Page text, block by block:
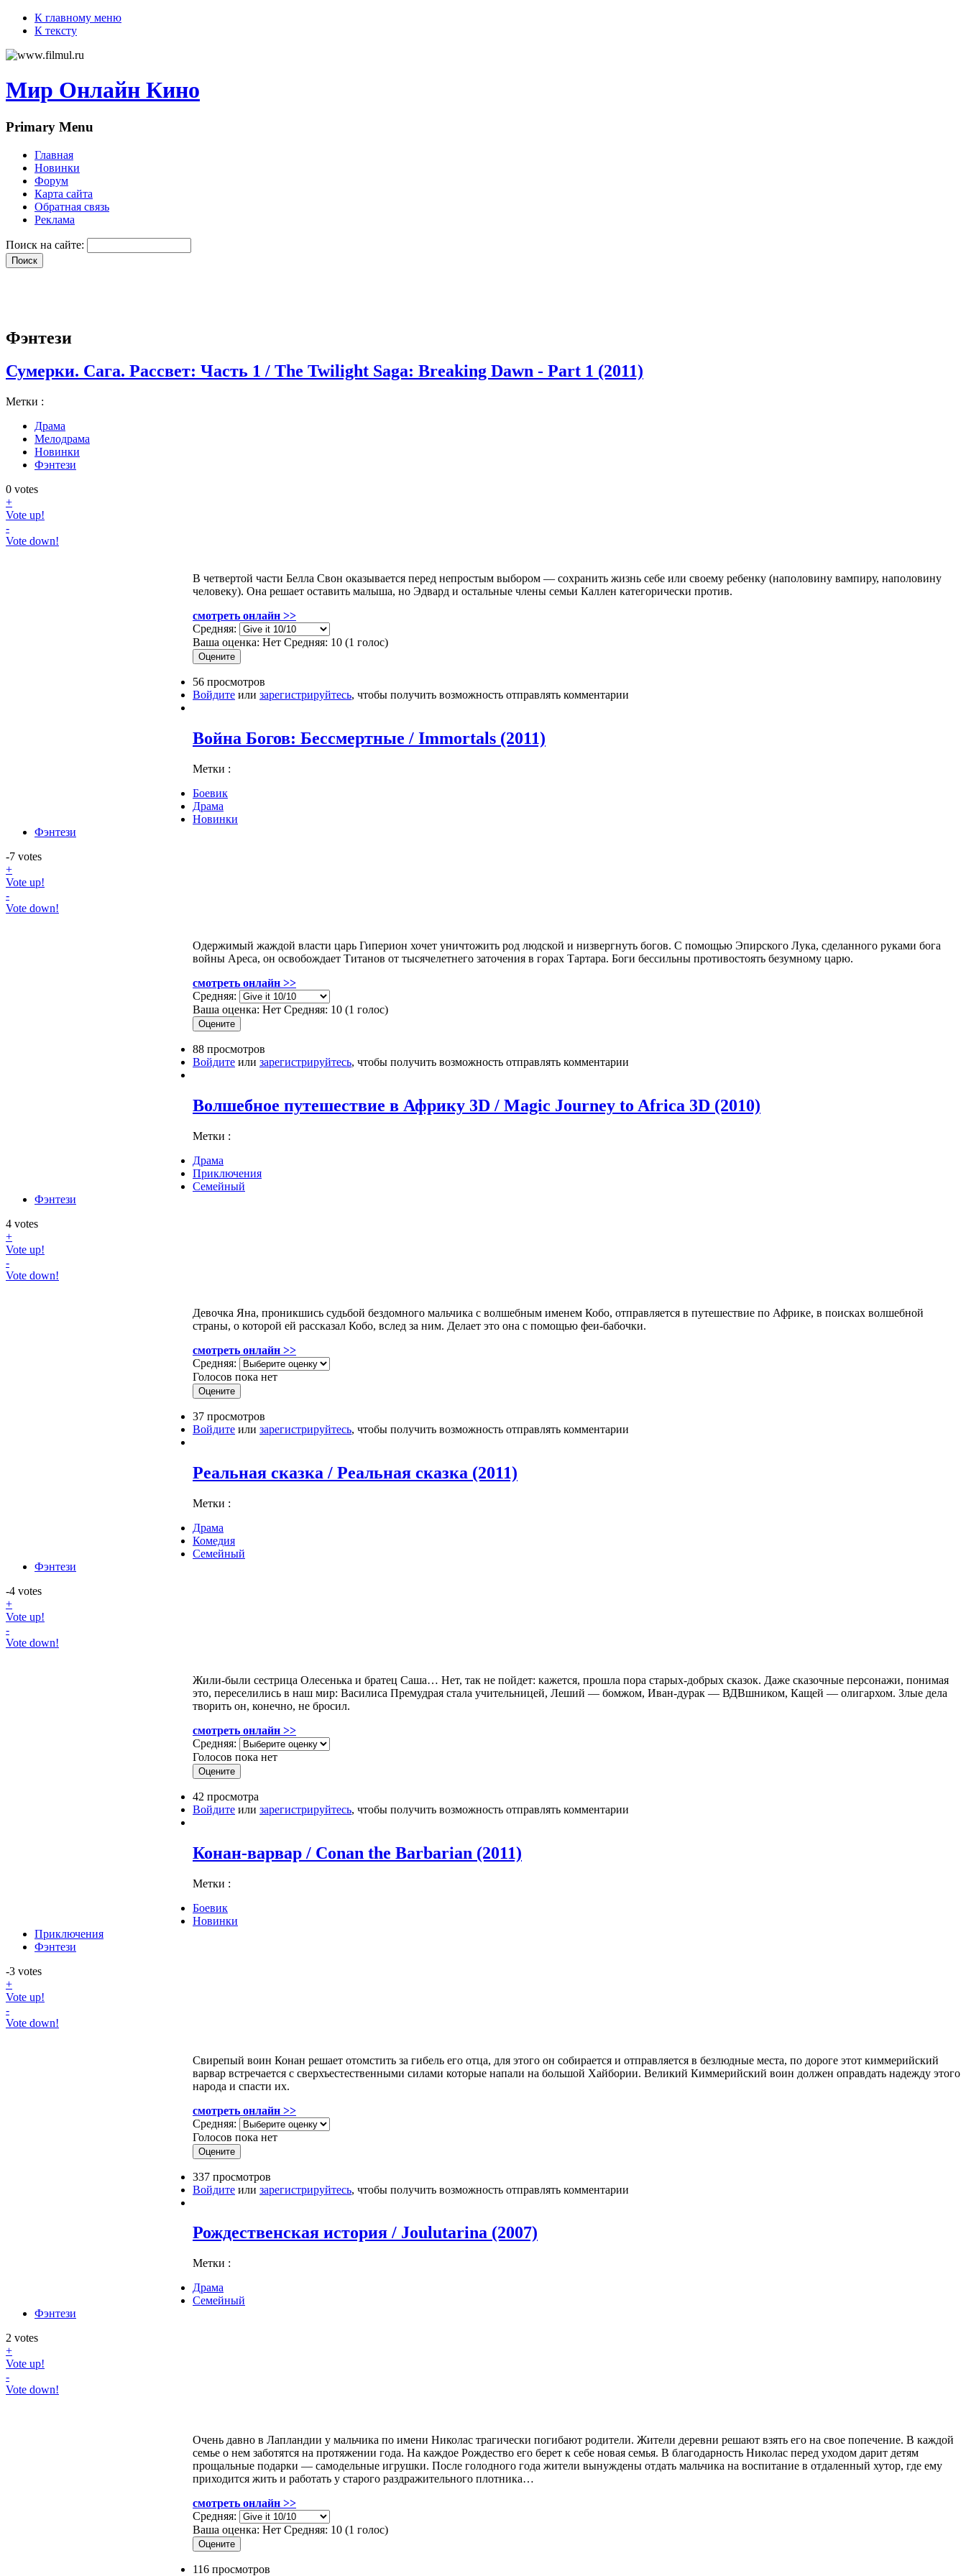
К главному меню
К тексту
Мир Онлайн Кино
Primary Menu
Главная
Новинки
Форум
Карта сайта
Обратная связь
Реклама
Поиск на сайте:
Фэнтези
Сумерки. Сага. Рассвет: Часть 1 / The Twilight Saga: Breaking Dawn - Part 1 (2011)
Метки :
Драма
Мелодрама
Новинки
Фэнтези
0 votes
+
Vote up!
-
Vote down!
В четвертой части Белла Свон оказывается перед непростым выбором — сохранить жизнь себе или своему ребенку (наполовину вампиру, наполовину
человеку). Она решает оставить малыша, но Эдвард и остальные члены семьи Каллен категорически против.
смотреть онлайн >>
Средняя:
Ваша оценка: Нет Средняя: 10 (1 голос)
56 просмотров
Войдите или зарегистрируйтесь, чтобы получить возможность отправлять комментарии
Война Богов: Бессмертные / Immortals (2011)
Метки :
Боевик
Драма
Новинки
Фэнтези
-7 votes
+
Vote up!
-
Vote down!
Одержимый жаждой власти царь Гиперион хочет уничтожить род людской и низвергнуть богов. С помощью Эпирского Лука, сделанного руками бога
войны Ареса, он освобождает Титанов от тысячелетнего заточения в горах Тартара. Боги бессильны противостоять безумному царю.
смотреть онлайн >>
Средняя:
Ваша оценка: Нет Средняя: 10 (1 голос)
88 просмотров
Войдите или зарегистрируйтесь, чтобы получить возможность отправлять комментарии
Волшебное путешествие в Африку 3D / Magic Journey to Africa 3D (2010)
Метки :
Драма
Приключения
Семейный
Фэнтези
4 votes
+
Vote up!
-
Vote down!
Девочка Яна, проникшись судьбой бездомного мальчика с волшебным именем Кобо, отправляется в путешествие по Африке, в поисках волшебной
страны, о которой ей рассказал Кобо, вслед за ним. Делает это она с помощью феи-бабочки.
смотреть онлайн >>
Средняя:
Голосов пока нет
37 просмотров
Войдите или зарегистрируйтесь, чтобы получить возможность отправлять комментарии
Реальная сказка / Реальная сказка (2011)
Метки :
Драма
Комедия
Семейный
Фэнтези
-4 votes
+
Vote up!
-
Vote down!
Жили-были сестрица Олесенька и братец Саша… Нет, так не пойдет: кажется, прошла пора старых-добрых сказок. Даже сказочные персонажи, понимая
это, переселились в наш мир: Василиса Премудрая стала учительницей, Леший — бомжом, Иван-дурак — ВДВшником, Кащей — олигархом. Злые дела
творить он, конечно, не бросил.
смотреть онлайн >>
Средняя:
Голосов пока нет
42 просмотра
Войдите или зарегистрируйтесь, чтобы получить возможность отправлять комментарии
Конан-варвар / Conan the Barbarian (2011)
Метки :
Боевик
Новинки
Приключения
Фэнтези
-3 votes
+
Vote up!
-
Vote down!
Свирепый воин Конан решает отомстить за гибель его отца, для этого он собирается и отправляется в безлюдные места, по дороге этот киммерийский
варвар вcтречается с cверхъестественными силами которые напали на большой Хайбории. Великий Киммерийский воин должен оправдать надежду этого
народа и спасти их.
смотреть онлайн >>
Средняя:
Голосов пока нет
337 просмотров
Войдите или зарегистрируйтесь, чтобы получить возможность отправлять комментарии
Рождественская история / Joulutarina (2007)
Метки :
Драма
Семейный
Фэнтези
2 votes
+
Vote up!
-
Vote down!
Очень давно в Лапландии у мальчика по имени Николас трагически погибают родители. Жители деревни решают взять его на свое попечение. В каждой
семье о нем заботятся на протяжении года. На каждое Рождество его берет к себе новая семья. В благодарность Николас перед уходом дарит детям
прощальные подарки — самодельные игрушки. После голодного года жители вынуждены отдать мальчика на воспитание в отдаленный хутор, где ему
приходится жить и работать у старого раздражительного плотника…
смотреть онлайн >>
Средняя:
Ваша оценка: Нет Средняя: 10 (1 голос)
116 просмотров